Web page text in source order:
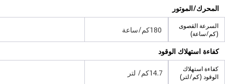
المحرك/الموتور
السرعة القصوى
(كم/ساعة)
180كم/ساعة
كفاءة استهلاك الوقود
كفاءة استهلاك
الوقود (كم/لتر)
14.7كم/ لتر